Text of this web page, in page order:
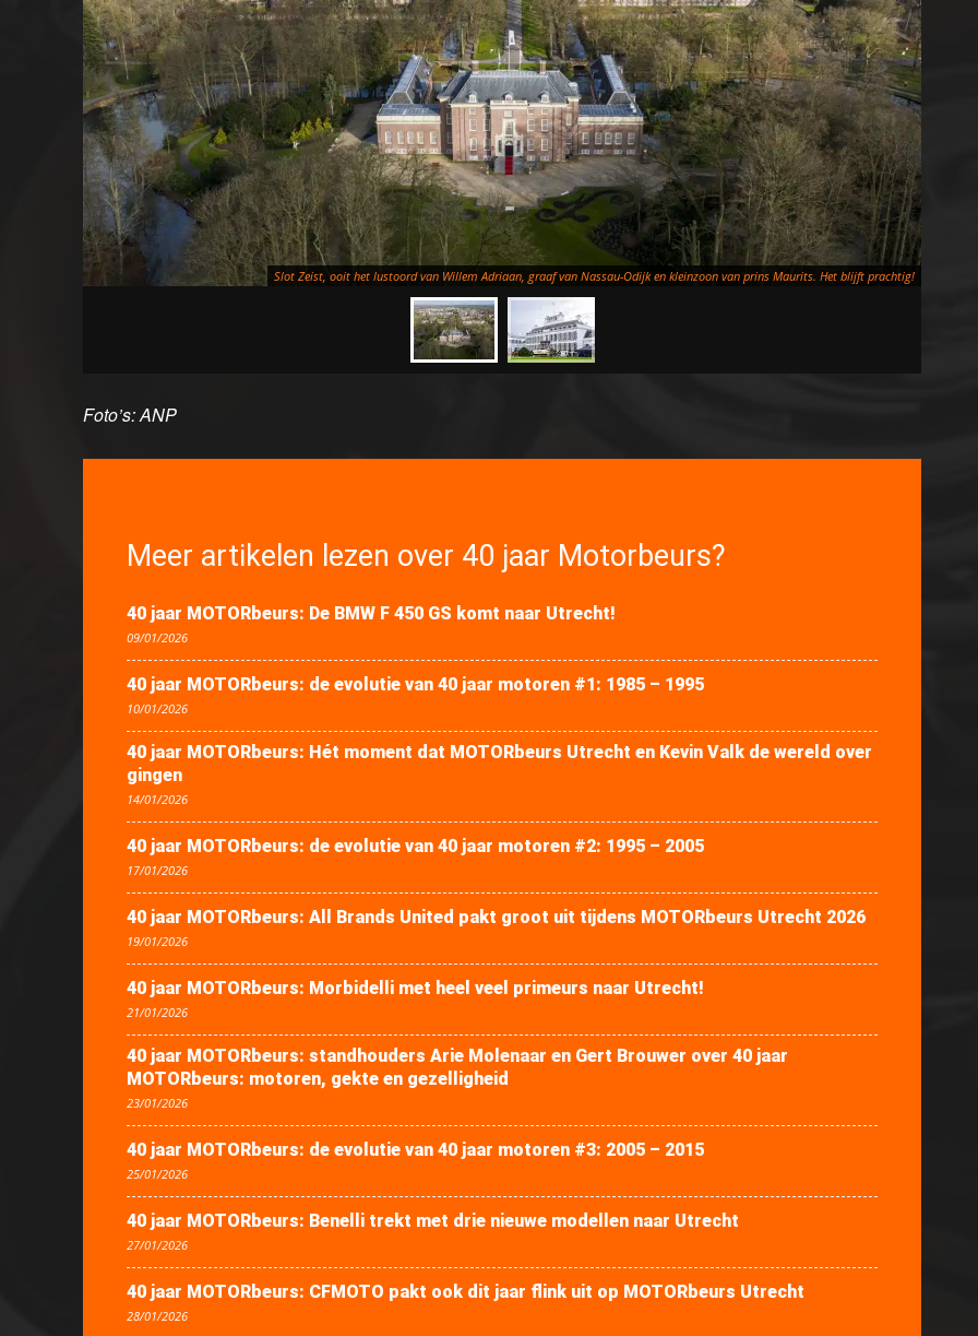
Slot Zeist, ooit het lustoord van Willem Adriaan, graaf van Nassau-Odijk en kleinzoon van prins Maurits. Het blijft prachtig!
Foto’s: ANP
Meer artikelen lezen over 40 jaar Motorbeurs?
40 jaar MOTORbeurs: De BMW F 450 GS komt naar Utrecht!
09/01/2026
40 jaar MOTORbeurs: de evolutie van 40 jaar motoren #1: 1985 – 1995
10/01/2026
40 jaar MOTORbeurs: Hét moment dat MOTORbeurs Utrecht en Kevin Valk de wereld over
gingen
14/01/2026
40 jaar MOTORbeurs: de evolutie van 40 jaar motoren #2: 1995 – 2005
17/01/2026
40 jaar MOTORbeurs: All Brands United pakt groot uit tijdens MOTORbeurs Utrecht 2026
19/01/2026
40 jaar MOTORbeurs: Morbidelli met heel veel primeurs naar Utrecht!
21/01/2026
40 jaar MOTORbeurs: standhouders Arie Molenaar en Gert Brouwer over 40 jaar
MOTORbeurs: motoren, gekte en gezelligheid
23/01/2026
40 jaar MOTORbeurs: de evolutie van 40 jaar motoren #3: 2005 – 2015
25/01/2026
40 jaar MOTORbeurs: Benelli trekt met drie nieuwe modellen naar Utrecht
27/01/2026
40 jaar MOTORbeurs: CFMOTO pakt ook dit jaar flink uit op MOTORbeurs Utrecht
28/01/2026